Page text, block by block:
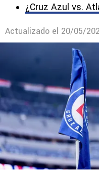
¿Cruz Azul vs.
Actualizado el 20/05/